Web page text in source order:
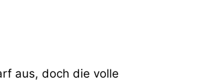
aus, doch die volle